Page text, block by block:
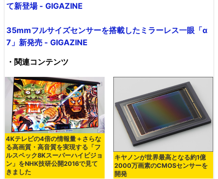
て新登場 - GIGAZINE
35mmフルサイズセンサーを搭載したミラーレス一眼「α
7」新発売 - GIGAZINE
・関連コンテンツ
4Kテレビの4倍の情報量＋さらな
る高画質・高音質を実現する「フ
ルスペック8Kスーパーハイビジョ
ン」をNHK技研公開2016で見て
きました
キヤノンが世界最高となる約1億
2000万画素のCMOSセンサーを
開発